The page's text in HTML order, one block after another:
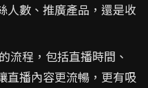
人數、推廣產品，還是收
流程，包括直播時間、
直播內容更流暢，更有吸